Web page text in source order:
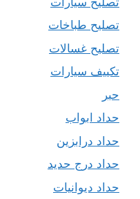
تصليح طباخات
تصليح غسالات
تكييف سيارات
حبر
حداد ابواب
حداد درابزين
حداد درج حديد
حداد ديوانيات